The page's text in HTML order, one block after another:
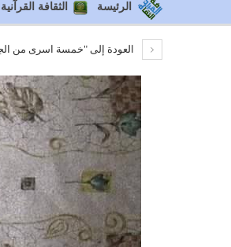
الرئيسة الثقافة القرآنية
العودة إلى "خمسة اسرى من